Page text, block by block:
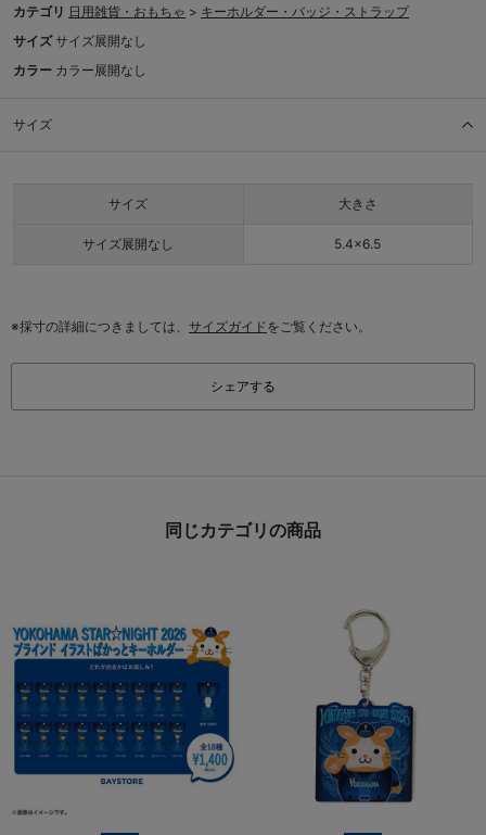
カテゴリ 日用雑貨・おもちゃ > キーホルダー・バッジ・ストラップ
サイズ サイズ展開なし
カラー カラー展開なし
サイズ
サイズ 大きさ
サイズ展開なし 5.4×6.5
※採寸の詳細につきましては、 サイズガイドをご覧ください。
シェアする
同じカテゴリの商品